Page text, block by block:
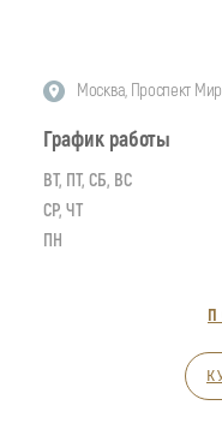
Москва, Проспект
График работы
ВТ, ПТ, СБ, ВС
СР, ЧТ
ПН